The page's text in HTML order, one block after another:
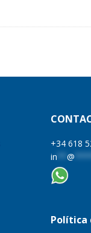
+34 618
in
@
Política